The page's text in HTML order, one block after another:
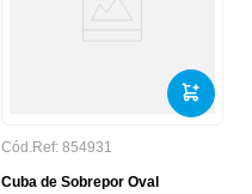
Cód.Ref: 854931
Cuba de Sobrepor Oval